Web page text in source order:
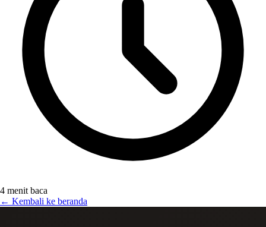
4 menit baca
← Kembali ke beranda